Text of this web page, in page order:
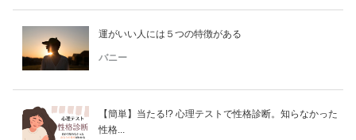
運がいい人には５つの特徴がある
バニー
【簡単】当たる!? 心理テストで性格診断。知らなかった
性格...